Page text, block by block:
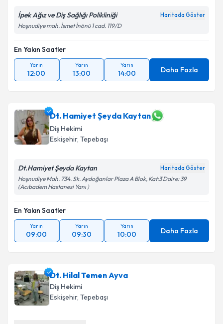
İpek Ağız ve Diş Sağlığı Polikliniği Haritada Göster
Hoşnudiye mah. İsmet İnönü 1 cad. 119/D
En Yakın Saatler
Yarın
12:00
Yarın
13:00
Yarın
14:00 Daha Fazla
Dt. Hamiyet Şeyda Kaytan
Diş Hekimi
Eskişehir, Tepebaşı
Dt.Hamiyet Şeyda Kaytan Haritada Göster
Hoşnudiye Mah. 734. Sk. Aydoğanlar Plaza A Blok, Kat:3 Daire: 39
(Acıbadem Hastanesi Yanı )
En Yakın Saatler
Yarın
09:00
Yarın
09:30
Yarın
10:00 Daha Fazla
Dt. Hilal Temen Ayva
Diş Hekimi
Eskişehir, Tepebaşı